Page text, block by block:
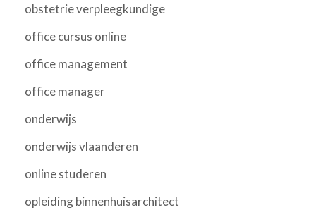
obstetrie verpleegkundige
office cursus online
office management
office manager
onderwijs
onderwijs vlaanderen
online studeren
opleiding binnenhuisarchitect